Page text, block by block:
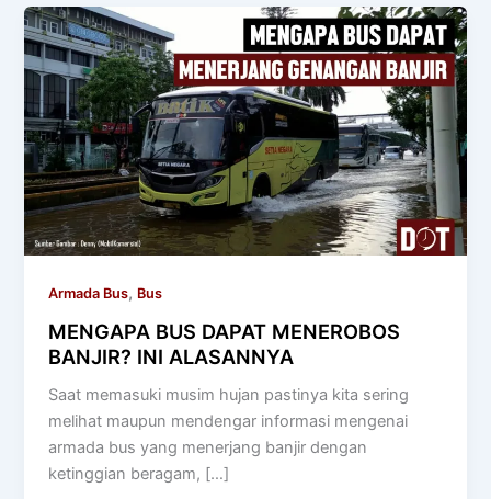
Armada Bus, Bus
MENGAPA BUS DAPAT MENEROBOS
BANJIR? INI ALASANNYA
Saat memasuki musim hujan pastinya kita sering
melihat maupun mendengar informasi mengenai
armada bus yang menerjang banjir dengan
ketinggian beragam, […]